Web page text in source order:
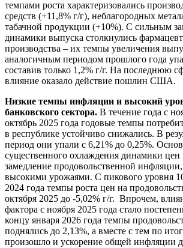
темпами роста характеризовались
средств (+11,8% г/г), неблагородных
табачной продукции (+10%). С сильным
динамики выпуска столкнулись
производства – их темпы увеличения
аналогичным периодом прошлого года
составив только 1,2% г/г. На последнюю
влияние оказало действие пошлин США.
Низкие темпы инфляции и высокий
банковского сектора. В течение года с
октябрь 2025 года годовые темпы
в республике устойчиво снижались. В
период они упали с 6,21% до 0,25%.
существенного охлаждения динамики цен
замедление продовольственной
высокими урожаями. С пикового уровня
2024 года темпы роста цен на
октября 2025 до -5,02% г/г. Впрочем,
фактора с ноября 2025 года стало
концу января 2026 года темпы
поднялись до 2,13%, а вместе с тем по
произошло и ускорение общей инфляции